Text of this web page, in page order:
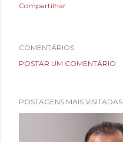
Compartilhar
COMENTÁRIOS
POSTAR UM COMENTÁRIO
POSTAGENS MAIS VISITADAS